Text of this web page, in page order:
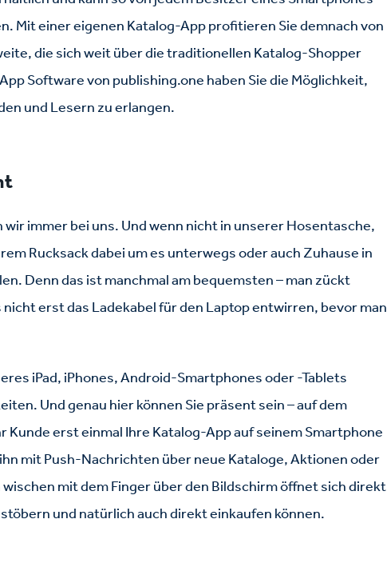
Mit einer eigenen Katalog-App profitieren Sie demnach von
die sich weit über die traditionellen Katalog-Shopper
Software von publishing.one haben Sie die Möglichkeit,
und Lesern zu erlangen.
immer bei uns. Und wenn nicht in unserer Hosentasche,
Rucksack dabei um es unterwegs oder auch Zuhause in
Denn das ist manchmal am bequemsten – man zückt
erst das Ladekabel für den Laptop entwirren, bevor man
iPad, iPhones, Android-Smartphones oder -Tablets
Und genau hier können Sie präsent sein – auf dem
Kunde erst einmal Ihre Katalog-App auf seinem Smartphone
mit Push-Nachrichten über neue Kataloge, Aktionen oder
mit dem Finger über den Bildschirm öffnet sich direkt
und natürlich auch direkt einkaufen können.